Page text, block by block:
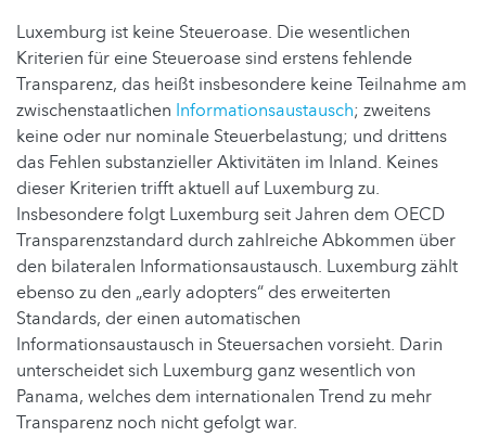
Luxemburg ist keine Steueroase. Die wesentlichen
Kriterien für eine Steueroase sind erstens fehlende
Transparenz, das heißt insbesondere keine Teilnahme am
zwischenstaatlichen Informationsaustausch; zweitens
keine oder nur nominale Steuerbelastung; und drittens
das Fehlen substanzieller Aktivitäten im Inland. Keines
dieser Kriterien trifft aktuell auf Luxemburg zu.
Insbesondere folgt Luxemburg seit Jahren dem OECD
Transparenzstandard durch zahlreiche Abkommen über
den bilateralen Informationsaustausch. Luxemburg zählt
ebenso zu den „early adopters“ des erweiterten
Standards, der einen automatischen
Informationsaustausch in Steuersachen vorsieht. Darin
unterscheidet sich Luxemburg ganz wesentlich von
Panama, welches dem internationalen Trend zu mehr
Transparenz noch nicht gefolgt war.